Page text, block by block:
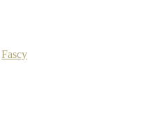
Fascy